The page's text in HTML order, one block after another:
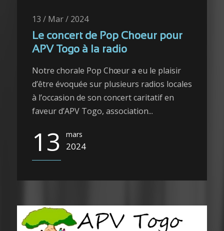
13 / Mar / 2024
Le concert de Pop Choeur pour
APV Togo à la radio
Notre chorale Pop Chœur a eu le plaisir
d’être évoquée sur plusieurs radios locales
à l’occasion de son concert caritatif en
faveur d’APV Togo, association...
13 mars
2024